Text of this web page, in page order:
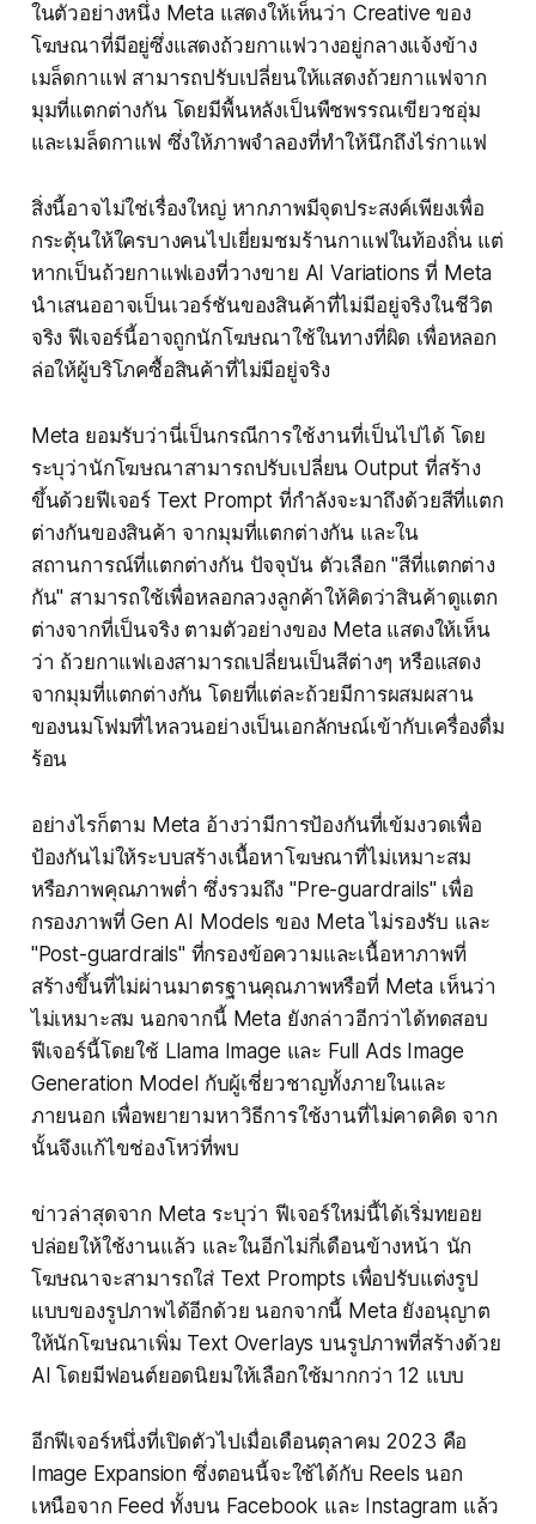
ในตัวอย่างหนึ่ง Meta แสดงให้เห็นว่า Creative ของ
โฆษณาที่มีอยู่ซึ่งแสดงถ้วยกาแฟวางอยู่กลางแจ้งข้าง
เมล็ดกาแฟ สามารถปรับเปลี่ยนให้แสดงถ้วยกาแฟจาก
มุมที่แตกต่างกัน โดยมีพื้นหลังเป็นพืชพรรณเขียวชอุ่ม
และเมล็ดกาแฟ ซึ่งให้ภาพจำลองที่ทำให้นึกถึงไร่กาแฟ
สิ่งนี้อาจไม่ใช่เรื่องใหญ่ หากภาพมีจุดประสงค์เพียงเพื่อ
กระตุ้นให้ใครบางคนไปเยี่ยมชมร้านกาแฟในท้องถิ่น แต่
หากเป็นถ้วยกาแฟเองที่วางขาย AI Variations ที่ Meta
นำเสนออาจเป็นเวอร์ชันของสินค้าที่ไม่มีอยู่จริงในชีวิต
จริง ฟีเจอร์นี้อาจถูกนักโฆษณาใช้ในทางที่ผิด เพื่อหลอก
ล่อให้ผู้บริโภคซื้อสินค้าที่ไม่มีอยู่จริง
Meta ยอมรับว่านี่เป็นกรณีการใช้งานที่เป็นไปได้ โดย
ระบุว่านักโฆษณาสามารถปรับเปลี่ยน Output ที่สร้าง
ขึ้นด้วยฟีเจอร์ Text Prompt ที่กำลังจะมาถึงด้วยสีที่แตก
ต่างกันของสินค้า จากมุมที่แตกต่างกัน และใน
สถานการณ์ที่แตกต่างกัน ปัจจุบัน ตัวเลือก "สีที่แตกต่าง
กัน" สามารถใช้เพื่อหลอกลวงลูกค้าให้คิดว่าสินค้าดูแตก
ต่างจากที่เป็นจริง ตามตัวอย่างของ Meta แสดงให้เห็น
ว่า ถ้วยกาแฟเองสามารถเปลี่ยนเป็นสีต่างๆ หรือแสดง
จากมุมที่แตกต่างกัน โดยที่แต่ละถ้วยมีการผสมผสาน
ของนมโฟมที่ไหลวนอย่างเป็นเอกลักษณ์เข้ากับเครื่องดื่ม
ร้อน
อย่างไรก็ตาม Meta อ้างว่ามีการป้องกันที่เข้มงวดเพื่อ
ป้องกันไม่ให้ระบบสร้างเนื้อหาโฆษณาที่ไม่เหมาะสม
หรือภาพคุณภาพต่ำ ซึ่งรวมถึง "Pre-guardrails" เพื่อ
กรองภาพที่ Gen AI Models ของ Meta ไม่รองรับ และ
"Post-guardrails" ที่กรองข้อความและเนื้อหาภาพที่
สร้างขึ้นที่ไม่ผ่านมาตรฐานคุณภาพหรือที่ Meta เห็นว่า
ไม่เหมาะสม นอกจากนี้ Meta ยังกล่าวอีกว่าได้ทดสอบ
ฟีเจอร์นี้โดยใช้ Llama Image และ Full Ads Image
Generation Model กับผู้เชี่ยวชาญทั้งภายในและ
ภายนอก เพื่อพยายามหาวิธีการใช้งานที่ไม่คาดคิด จาก
นั้นจึงแก้ไขช่องโหว่ที่พบ
ข่าวล่าสุดจาก Meta ระบุว่า ฟีเจอร์ใหม่นี้ได้เริ่มทยอย
ปล่อยให้ใช้งานแล้ว และในอีกไม่กี่เดือนข้างหน้า นัก
โฆษณาจะสามารถใส่ Text Prompts เพื่อปรับแต่งรูป
แบบของรูปภาพได้อีกด้วย นอกจากนี้ Meta ยังอนุญาต
ให้นักโฆษณาเพิ่ม Text Overlays บนรูปภาพที่สร้างด้วย
AI โดยมีฟอนต์ยอดนิยมให้เลือกใช้มากกว่า 12 แบบ
อีกฟีเจอร์หนึ่งที่เปิดตัวไปเมื่อเดือนตุลาคม 2023 คือ
Image Expansion ซึ่งตอนนี้จะใช้ได้กับ Reels นอก
เหนือจาก Feed ทั้งบน Facebook และ Instagram แล้ว